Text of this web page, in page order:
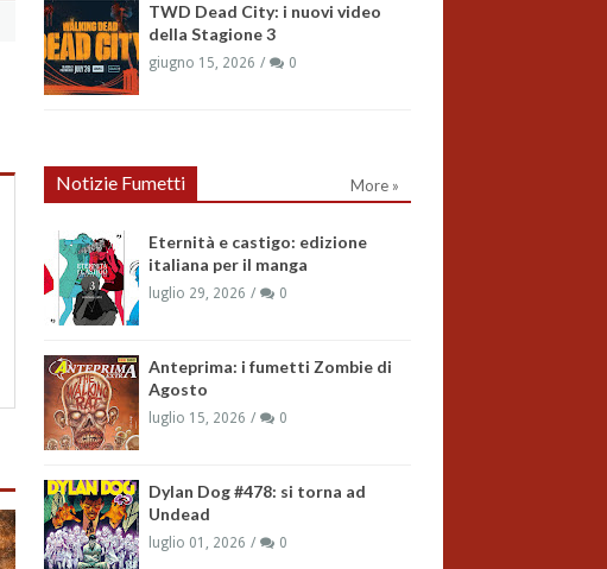
TWD Dead City: i nuovi video
della Stagione 3
giugno 15, 2026 0
Notizie Fumetti More »
Eternità e castigo: edizione
italiana per il manga
luglio 29, 2026 0
Anteprima: i fumetti Zombie di
Agosto
luglio 15, 2026 0
Dylan Dog #478: si torna ad
Undead
luglio 01, 2026 0